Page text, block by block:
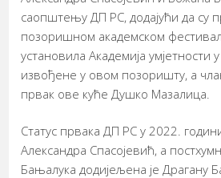
саопштењу ДП РС, додајући да су
позоришном академском
установила Академија умјетности
извођене у овом позоришту, а
првак ове куће Душко Мазалица.
Статус првака ДП РС у 2022.
Александра Спасојевић, а
Бањалука додијељена је Драгану